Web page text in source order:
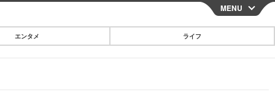
CLOSE
MENU
エンタメ ライフ